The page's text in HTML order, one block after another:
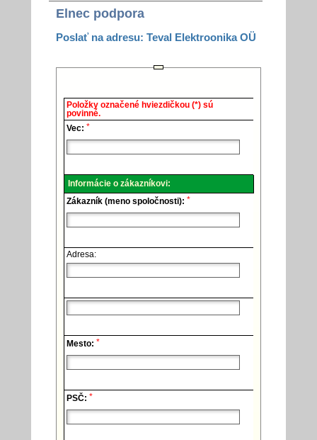
Elnec podpora
Poslať na adresu: Teval Elektroonika OÜ
Elnec
Technická
podpora.
Položky označené hviezdičkou (*) sú
povinné.
Vec: *
Informácie o zákazníkovi:
Zákazník (meno spoločnosti): *
Adresa:
Mesto: *
PSČ: *